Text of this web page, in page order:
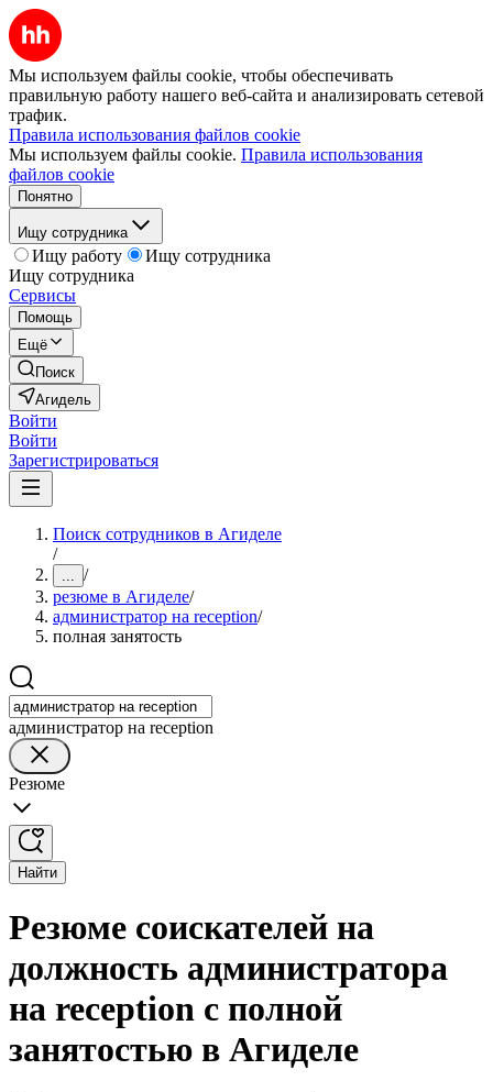
Мы используем файлы cookie, чтобы обеспечивать
правильную работу нашего веб-сайта и анализировать сетевой
трафик.
Правила использования файлов cookie
Мы используем файлы cookie. Правила использования
файлов cookie
Понятно
Ищу сотрудника
Ищу работу
Ищу сотрудника
Ищу сотрудника
Сервисы
Помощь
Ещё
Поиск
Агидель
Войти
Войти
Зарегистрироваться
Поиск сотрудников в Агиделе
/
... /
резюме в Агиделе/
администратор на reception/
полная занятость
администратор на reception
Резюме
Найти
Резюме соискателей на
должность администратора
на reception с полной
занятостью в Агиделе